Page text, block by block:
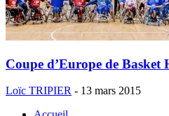
Coupe d’Europe de Basket
Loïc TRIPIER - 13 mars 2015